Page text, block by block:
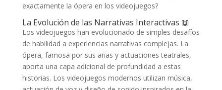
exactamente la ópera en los videojuegos?
La Evolución de las Narrativas Interactivas 📖
Los videojuegos han evolucionado de simples desafíos
de habilidad a experiencias narrativas complejas. La
ópera, famosa por sus arias y actuaciones teatrales,
aporta una capa adicional de profundidad a estas
historias. Los videojuegos modernos utilizan música,